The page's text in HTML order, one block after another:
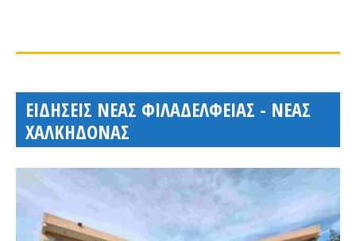
ΕΙΔΗΣΕΙΣ ΝΕΑΣ ΦΙΛΑΔΕΛΦΕΙΑΣ - ΝΕΑΣ
ΧΑΛΚΗΔΟΝΑΣ